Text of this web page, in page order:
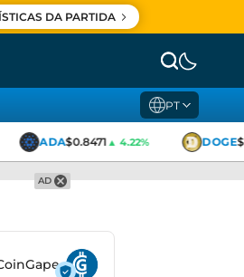
DA PARTIDA
PT
ADA$0.8471▲ 4.22% DOGE
AD